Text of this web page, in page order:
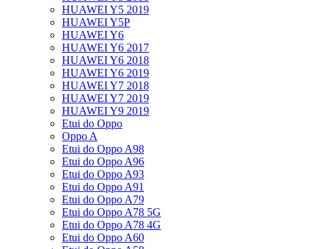
HUAWEI Y5 2019
HUAWEI Y5P
HUAWEI Y6
HUAWEI Y6 2017
HUAWEI Y6 2018
HUAWEI Y6 2019
HUAWEI Y7 2018
HUAWEI Y7 2019
HUAWEI Y9 2019
Etui do Oppo
Oppo A
Etui do Oppo A98
Etui do Oppo A96
Etui do Oppo A93
Etui do Oppo A91
Etui do Oppo A79
Etui do Oppo A78 5G
Etui do Oppo A78 4G
Etui do Oppo A60